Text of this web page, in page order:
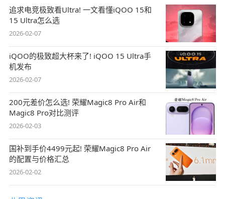
追求电竞极致看Ultra! 一文看懂iQOO 15和
15 Ultra怎么选
2026-02-07
iQOO的极致超大杯来了! iQOO 15 Ultra手
机发布
2026-02-07
200元差价怎么选! 荣耀Magic8 Pro Air和
Magic8 Pro对比测评
2026-02-03
国补到手价4499元起! 荣耀Magic8 Pro Air
的配置与价格汇总
2026-02-02